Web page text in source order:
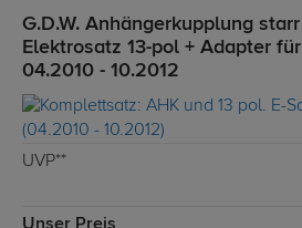
G.D.W. Anhängerkupplung
Elektrosatz 13-pol + Adapter
04.2010 - 10.2012
UVP**